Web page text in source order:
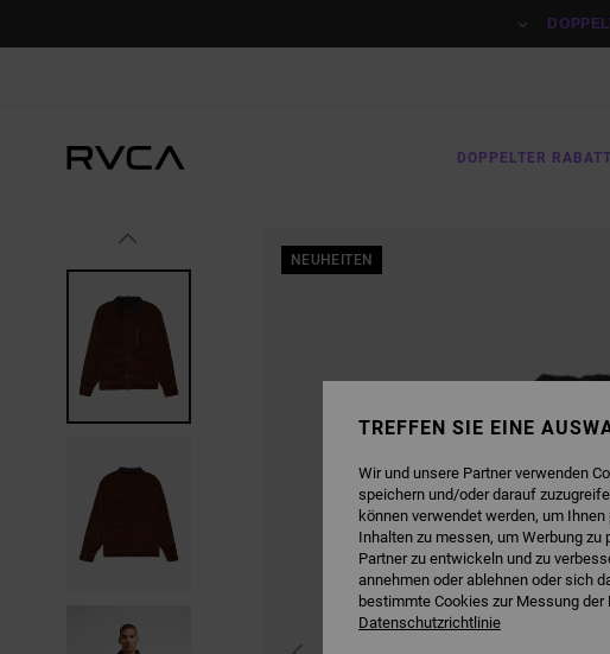
DOPPELTER RABATT
NEUHEITEN
TREFFEN SIE EINE
Wir und unsere Partner verwenden
speichern und/oder darauf
können verwendet werden, um
Inhalten zu messen, um Werbung
Partner zu entwickeln und zu
annehmen oder ablehnen oder sich
bestimmte Cookies zur Messung
Datenschutzrichtlinie